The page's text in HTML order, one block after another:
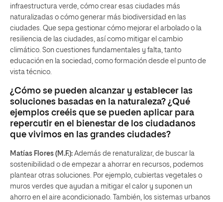
infraestructura verde, cómo crear esas ciudades más
naturalizadas o cómo generar más biodiversidad en las
ciudades. Que sepa gestionar cómo mejorar el arbolado o la
resiliencia de las ciudades, así como mitigar el cambio
climático. Son cuestiones fundamentales y falta, tanto
educación en la sociedad, como formación desde el punto de
vista técnico.
¿Cómo se pueden alcanzar y establecer las
soluciones basadas en la naturaleza? ¿Qué
ejemplos creéis que se pueden aplicar para
repercutir en el bienestar de los ciudadanos
que vivimos en las grandes ciudades?
Matías Flores (M.F.): Además de renaturalizar, de buscar la
sostenibilidad o de empezar a ahorrar en recursos, podemos
plantear otras soluciones. Por ejemplo, cubiertas vegetales o
muros verdes que ayudan a mitigar el calor y suponen un
ahorro en el aire acondicionado. También, los sistemas urbanos